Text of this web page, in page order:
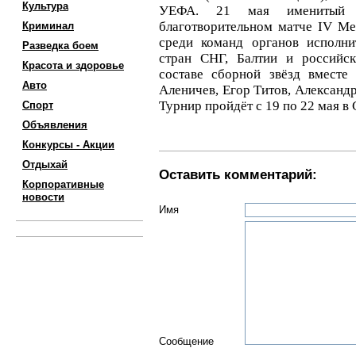
Культура
Криминал
Разведка боем
Красота и здоровье
Авто
Спорт
Объявления
Конкурсы - Акции
Отдыхай
Корпоративные
новости
УЕФА. 21 мая именитый
благотворительном матче IV
среди команд органов
стран СНГ, Балтии и
составе сборной звёзд
Аленичев, Егор Титов,
Турнир пройдёт с 19 по 22 мая
Оставить комментарий:
Имя
Сообщение